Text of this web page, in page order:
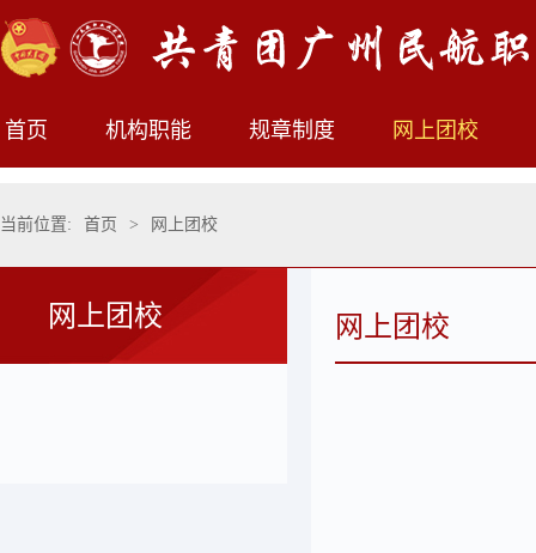
首页 机构职能 规章制度 网上团校
当前位置: 首页 > 网上团校
网上团校 网上团校